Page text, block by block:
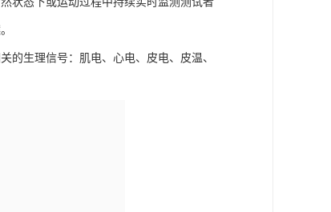
的生理信号：肌电、心电、皮电、皮温、